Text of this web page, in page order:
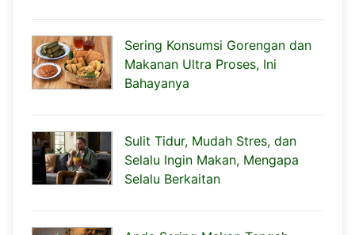
Sering Konsumsi Gorengan dan
Makanan Ultra Proses, Ini
Bahayanya
Sulit Tidur, Mudah Stres, dan
Selalu Ingin Makan, Mengapa
Selalu Berkaitan